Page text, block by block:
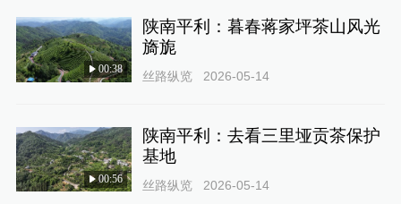
00:38
陕南平利：暮春蒋家坪茶山风光
旖旎
丝路纵览 2026-05-14
00:56
陕南平利：去看三里垭贡茶保护
基地
丝路纵览 2026-05-14